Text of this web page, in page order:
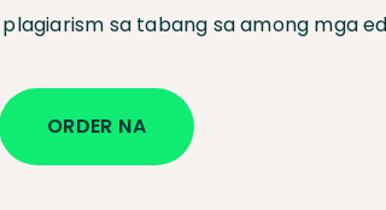
sa tabang sa among mga
ORDER NA